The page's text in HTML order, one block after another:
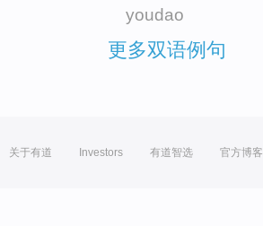
youdao
更多双语例句
关于有道 Investors 有道智选 官方博客